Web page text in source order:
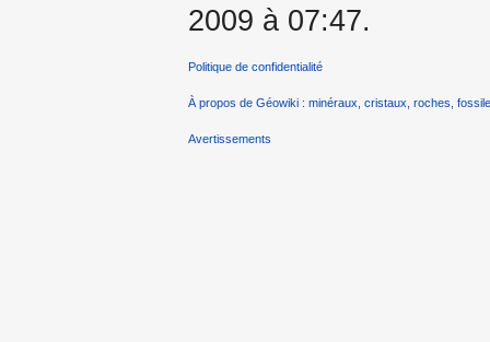
2009 à 07:47.
Politique de confidentialité
À propos de Géowiki : minéraux, cristaux, roches,
Avertissements